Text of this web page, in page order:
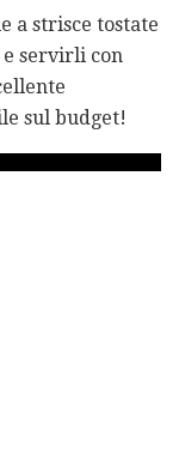
a strisce tostate
servirli con
sul budget!